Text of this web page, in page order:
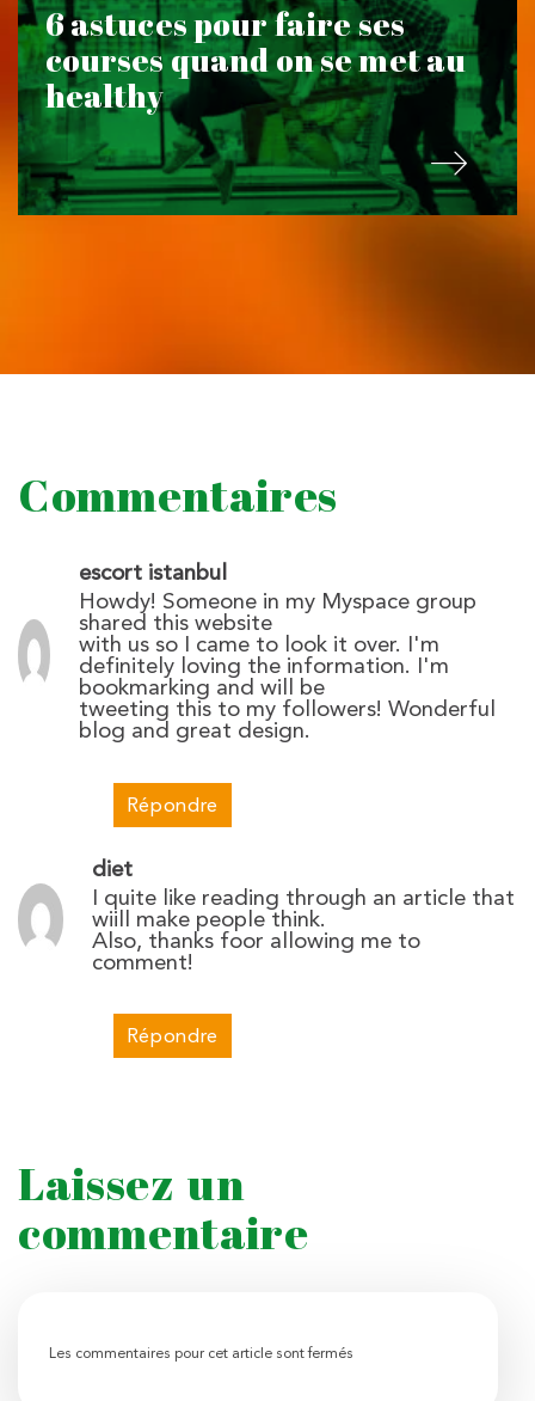
6 astuces pour faire ses
courses quand on se met au
healthy
Commentaires
escort istanbul
Howdy! Someone in my Myspace group
shared this website
with us so I came to look it over. I'm
definitely loving the information. I'm
bookmarking and will be
tweeting this to my followers! Wonderful
blog and great design.
Répondre
diet
I quite like reading through an article that
wiill make people think.
Also, thanks foor allowing me to
comment!
Répondre
Laissez un
commentaire
Les commentaires pour cet article sont fermés